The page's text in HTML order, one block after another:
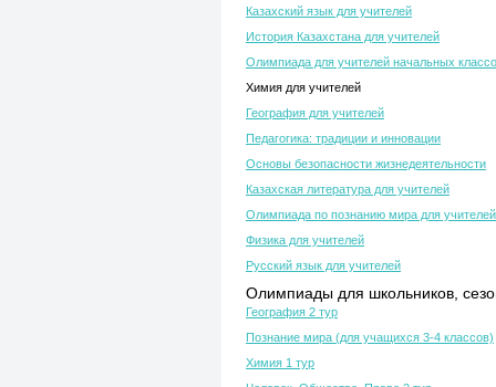
Казахский язык для учителей
История Казахстана для учителей
Олимпиада для учителей начальных
Химия для учителей
География для учителей
Педагогика: традиции и инновации
Основы безопасности жизнедеятельности
Казахская литература для учителей
Олимпиада по познанию мира для учителей
Физика для учителей
Русский язык для учителей
Олимпиады для школьников,
География 2 тур
Познание мира (для учащихся 3-4 классов)
Химия 1 тур